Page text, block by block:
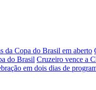
da Copa do Brasil em aberto
do Brasil Cruzeiro vence a
em dois dias de